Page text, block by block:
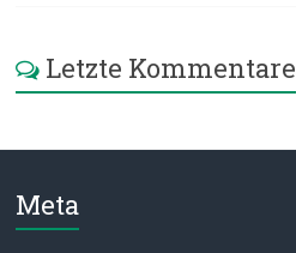
Letzte Kommentare
Meta